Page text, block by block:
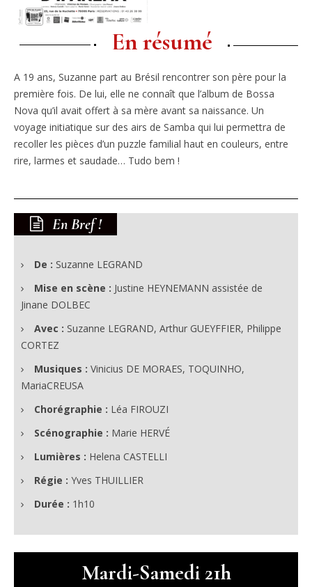
En résumé
A 19 ans, Suzanne part au Brésil rencontrer son père pour la
première fois. De lui, elle ne connaît que l’album de Bossa
Nova qu’il avait offert à sa mère avant sa naissance. Un
voyage initiatique sur des airs de Samba qui lui permettra de
recoller les pièces d’un puzzle familial haut en couleurs, entre
rire, larmes et saudade… Tudo bem !
En Bref !
De : Suzanne LEGRAND
Mise en scène : Justine HEYNEMANN assistée de
Jinane DOLBEC
Avec : Suzanne LEGRAND, Arthur GUEYFFIER, Philippe
CORTEZ
Musiques : Vinicius DE MORAES, TOQUINHO,
MariaCREUSA
Chorégraphie : Léa FIROUZI
Scénographie : Marie HERVÉ
Lumières : Helena CASTELLI
Régie : Yves THUILLIER
Durée : 1h10
Mardi-Samedi 21h